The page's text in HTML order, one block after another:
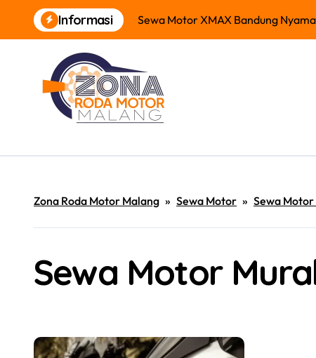
content
Informasi Sewa Motor XMAX Bandung
Zona Roda Motor Malang » Sewa Motor » Sewa
Sewa Motor